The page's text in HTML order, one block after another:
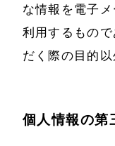
な情報を電子
利用するもの
だく際の目的
個人情報の第